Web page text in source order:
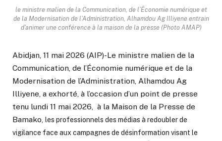
le ministre malien de la Communication, de l’Économie numérique et
de la Modernisation de l’Administration, Alhamdou Ag Illiyene entrain
d'animer une conférence à la maison de la presse (Photo AMAP)
Abidjan, 11 mai 2026 (AIP)-Le ministre malien de la
Communication, de l’Économie numérique et de la
Modernisation de l’Administration, Alhamdou Ag
Illiyene, a exhorté, à l’occasion d’un point de presse
tenu lundi 11 mai 2026, à la Maison de la Presse de
Bamako, les professionnels des médias à redoubler de
vigilance face aux campagnes de désinformation visant le